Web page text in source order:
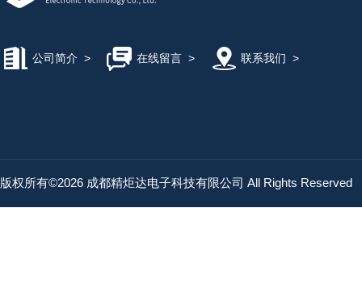
公司简介 > 在线留言> 联系我们 >
版权所有©2026 成都精炬达电子科技有限公司 All Rights Reserved